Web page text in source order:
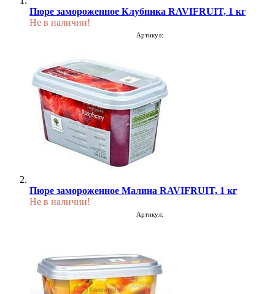
Пюре замороженное Клубника RAVIFRUIT, 1 кг
Не в наличии!
Артикул:
Пюре замороженное Малина RAVIFRUIT, 1 кг
Не в наличии!
Артикул: